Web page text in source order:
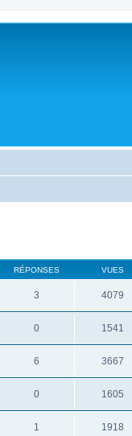
RÉPONSES VUES
3 4079
0 1541
6 3667
0 1605
1 1918